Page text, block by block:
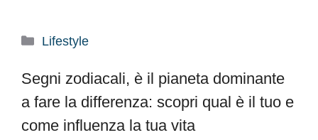
Categorie
Lifestyle
Segni zodiacali, è il pianeta dominante
a fare la differenza: scopri qual è il tuo e
come influenza la tua vita